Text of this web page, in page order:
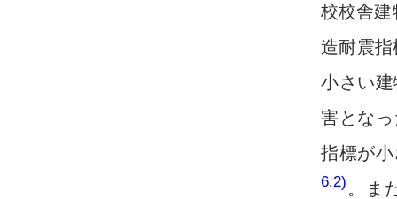
校校舎建
造耐震
小さい
害とな
指標が
6.2) 。ま